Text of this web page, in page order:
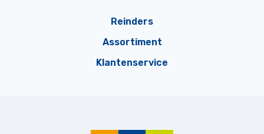
Reinders
Assortiment
Klantenservice